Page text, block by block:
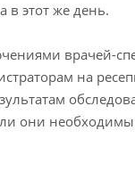
в этот же день.
врачей-
на
они